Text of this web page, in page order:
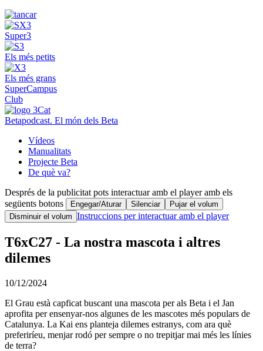
Super3
Els més petits
Els més grans
SuperCampus
Club
Betapodcast. El món dels Beta
Vídeos
Manualitats
Projecte Beta
De què va?
Després de la publicitat pots interactuar amb el player amb els
següents botons
Engegar/Aturar Silenciar
Pujar el volum
Disminuir el volum Instruccions per interactuar amb el player
T6xC27 - La nostra mascota i altres
dilemes
10/12/2024
El Grau està capficat buscant una mascota per als Beta i el Jan
aprofita per ensenyar-nos algunes de les mascotes més populars de
Catalunya. La Kai ens planteja dilemes estranys, com ara què
preferiríeu, menjar rodó per sempre o no trepitjar mai més les línies
de terra?